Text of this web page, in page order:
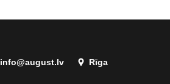
info@august.lv Rīga